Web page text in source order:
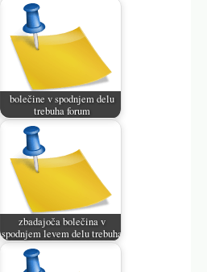
bolečine v spodnjem delu
trebuha forum
zbadajoča bolečina v
spodnjem levem delu trebuha